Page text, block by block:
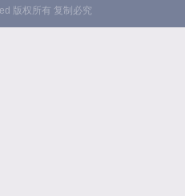
版权所有 复制必究